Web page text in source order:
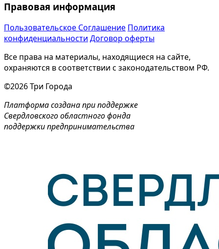
Правовая информация
Пользовательское Соглашение Политика
конфиденциальности Договор оферты
Все права на материалы, находящиеся на сайте,
охраняются в соответствии с законодательством РФ.
©2026 Три Города
Платформа создана при поддержке
Свердловского областного фонда
поддержки предпринимательства